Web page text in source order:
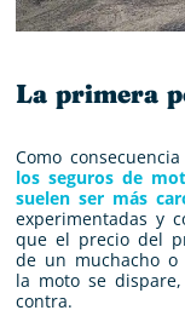
La primera
Como
los seguros de
suelen ser más
experimentadas y
que el precio del
de un muchacho
la moto se
contra.